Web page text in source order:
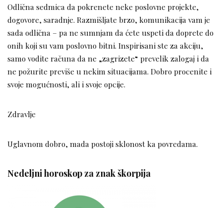
Odlična sedmica da pokrenete neke poslovne projekte,
dogovore, saradnje. Razmišljate brzo, komunikacija vam je
sada odlična – pa ne sumnjam da ćete uspeti da doprete do
onih koji su vam poslovno bitni. Inspirisani ste za akciju,
samo vodite računa da ne „zagrizete“ prevelik zalogaj i da
ne požurite previše u nekim situacijama. Dobro procenite i
svoje mogućnosti, ali i svoje opcije.
Zdravlje
Uglavnom dobro, mada postoji sklonost ka povredama.
Nedeljni horoskop za znak škorpija